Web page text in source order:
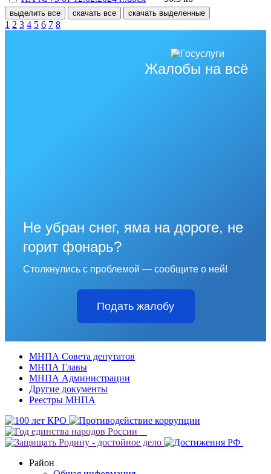
выделить все скачать все скачать выделенные
1 2 3 4 5 6 7 8
Жалобы на всё
Не убран снег, яма на дороге, не
горит фонарь?
Столкнулись с проблемой — сообщите о ней!
Подать жалобу
МНПА Совета депутатов
МНПА Главы
МНПА Администрации
Другие документы
Реестры МНПА
Район